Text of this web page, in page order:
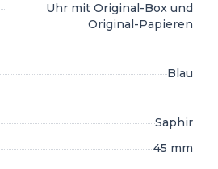
Uhr mit Original-Box und
Original-Papieren
Blau
Saphir
45 mm